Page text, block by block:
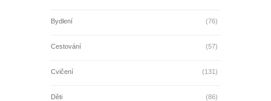
Bydlení (76)
Cestování (57)
Cvičení (131)
Děti (86)